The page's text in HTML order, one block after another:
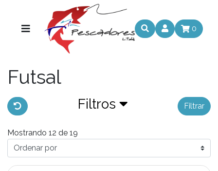
0
Futsal
Filtros Filtrar
Mostrando 12 de 19